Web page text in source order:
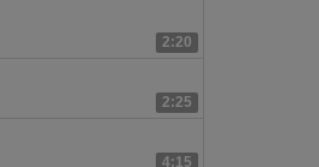
2:20
2:25
4:15